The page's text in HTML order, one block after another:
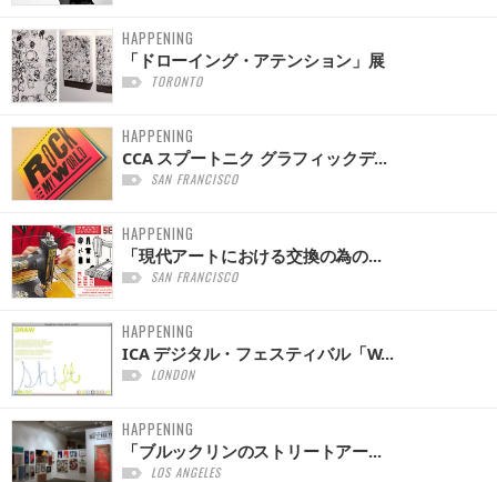
HAPPENING
「ドローイング・アテンション」展
TORONTO
HAPPENING
CCA スプートニク グラフィックデ...
SAN FRANCISCO
HAPPENING
「現代アートにおける交換の為の...
SAN FRANCISCO
HAPPENING
ICA デジタル・フェスティバル「W...
LONDON
HAPPENING
「ブルックリンのストリートアー...
LOS ANGELES